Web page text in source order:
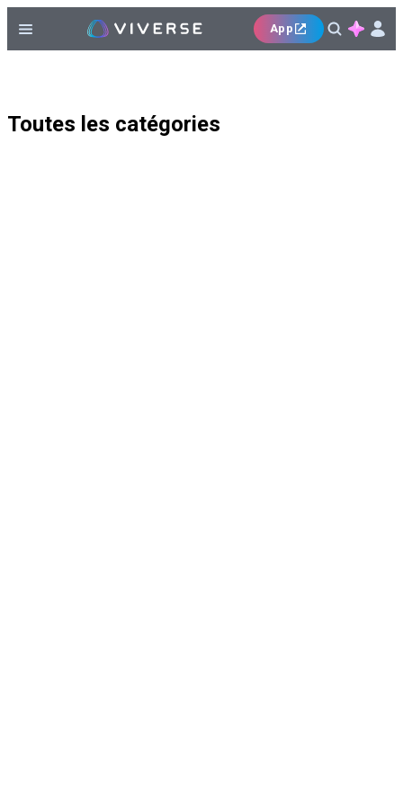
App
Toutes les catégories